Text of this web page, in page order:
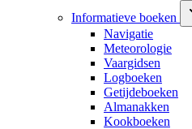
Informatieve boeken
Navigatie
Meteorologie
Vaargidsen
Logboeken
Getijdeboeken
Almanakken
Kookboeken